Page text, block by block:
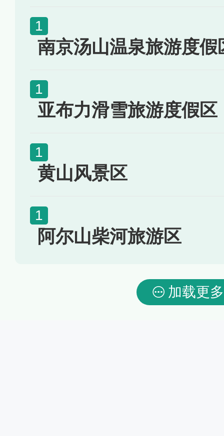
南京汤山温泉旅游度假
亚布力滑雪旅游度假区
黄山风景区
阿尔山柴河旅游区
加载更多